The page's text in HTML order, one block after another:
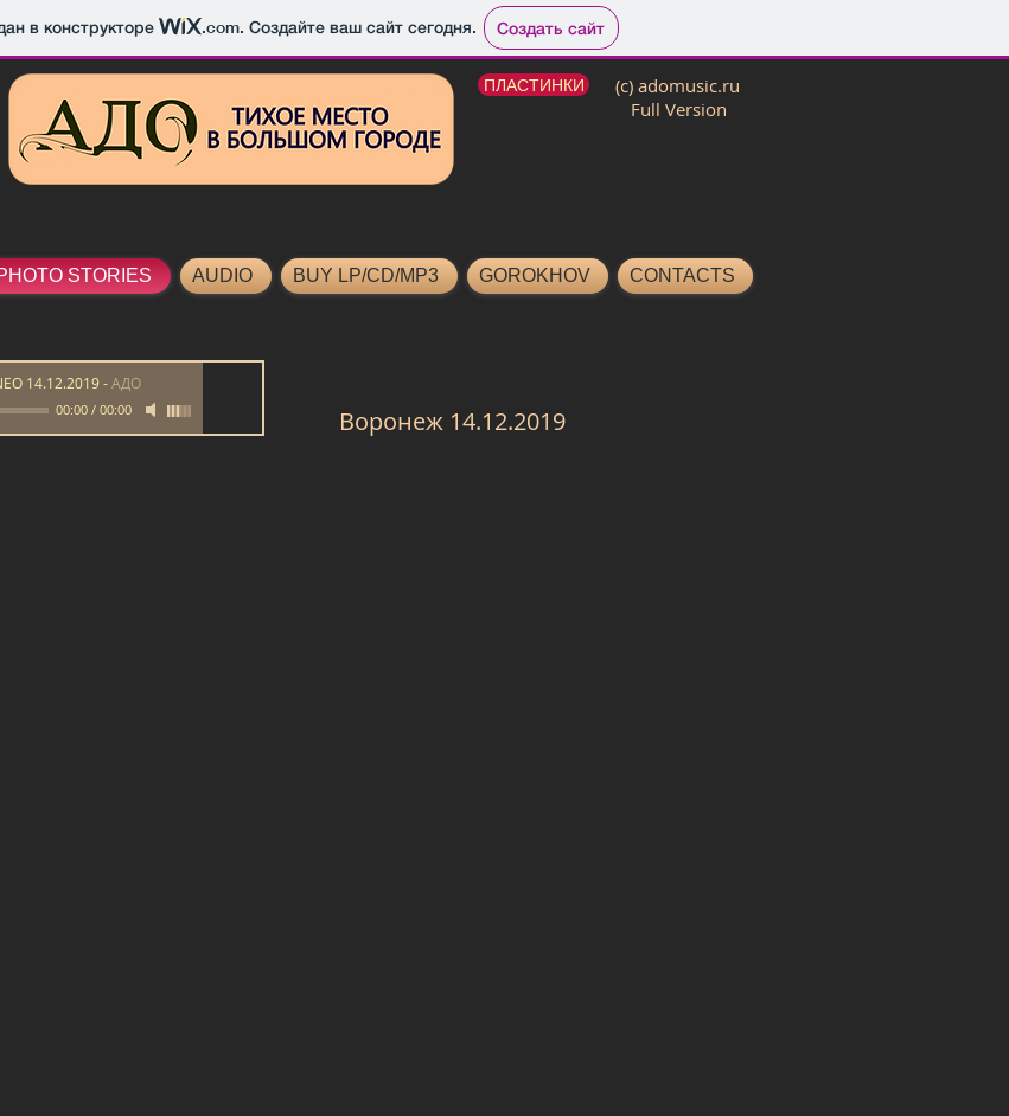
в конструкторе .com. Создайте ваш сайт сегодня. Создать сайт
ПЛАСТИНКИ
(с) adomusic.ru
Full Version
STORIES AUDIO BUY LP/CD/MP3 GOROKHOV CONTACTS
14.12.2019-АДО
00:00 / 00:00 Воронеж 14.12.2019